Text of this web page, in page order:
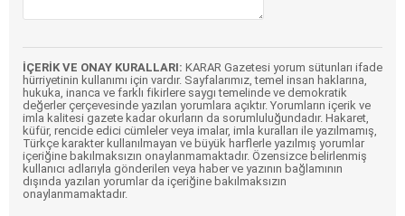
İÇERİK VE ONAY KURALLARI: KARAR Gazetesi yorum sütunları ifade
hürriyetinin kullanımı için vardır. Sayfalarımız, temel insan haklarına,
hukuka, inanca ve farklı fikirlere saygı temelinde ve demokratik
değerler çerçevesinde yazılan yorumlara açıktır. Yorumların içerik ve
imla kalitesi gazete kadar okurların da sorumluluğundadır. Hakaret,
küfür, rencide edici cümleler veya imalar, imla kuralları ile yazılmamış,
Türkçe karakter kullanılmayan ve büyük harflerle yazılmış yorumlar
içeriğine bakılmaksızın onaylanmamaktadır. Özensizce belirlenmiş
kullanıcı adlarıyla gönderilen veya haber ve yazının bağlamının
dışında yazılan yorumlar da içeriğine bakılmaksızın
onaylanmamaktadır.